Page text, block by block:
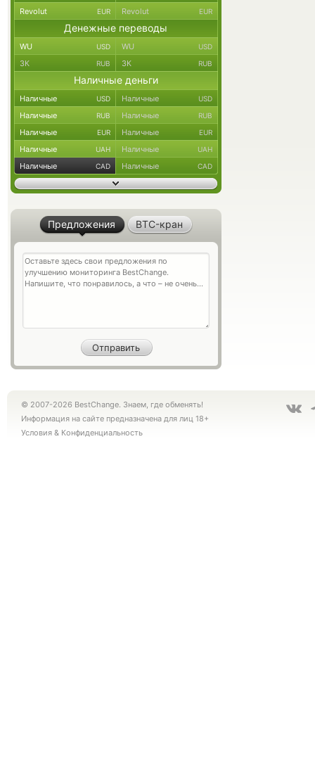
Revolut EUR Revolut EUR
Денежные переводы
WU USD WU USD
ЗК RUB ЗК RUB
Наличные деньги
Наличные USD Наличные USD
Наличные RUB Наличные RUB
Наличные EUR Наличные EUR
Наличные UAH Наличные UAH
Наличные CAD Наличные CAD
Предложения BTC-кран
© 2007-2026 BestChange. Знаем, где обменять!
Информация на сайте предназначена для лиц 18+
Условия & Конфиденциальность